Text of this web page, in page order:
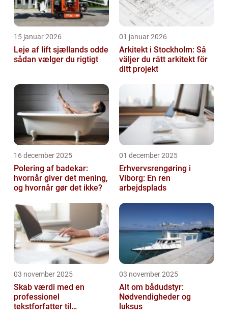
15 januar 2026
Leje af lift sjællands odde
sådan vælger du rigtigt
01 januar 2026
Arkitekt i Stockholm: Så
väljer du rätt arkitekt för
ditt projekt
16 december 2025
Polering af badekar:
hvornår giver det mening,
og hvornår gør det ikke?
01 december 2025
Erhvervsrengøring i
Viborg: En ren
arbejdsplads
03 november 2025
Skab værdi med en
professionel
tekstforfatter til
03 november 2025
Alt om bådudstyr:
Nødvendigheder og
luksus